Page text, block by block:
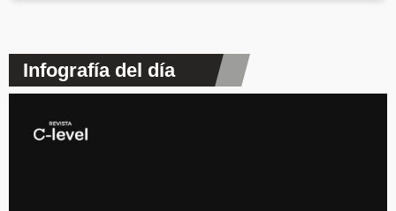
Infografía del día